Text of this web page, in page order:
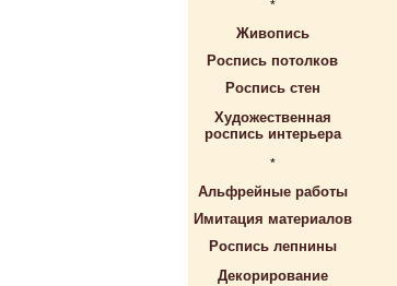
*
Живопись
Роспись потолков
Роспись стен
Художественная
роспись интерьера
*
Альфрейные работы
Имитация материалов
Роспись лепнины
Декорирование